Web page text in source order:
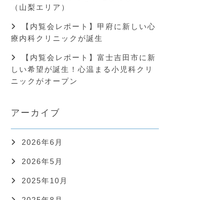
（山梨エリア）
【内覧会レポート】甲府に新しい心
療内科クリニックが誕生
【内覧会レポート】富士吉田市に新
しい希望が誕生！心温まる小児科クリ
ニックがオープン
アーカイブ
2026年6月
2026年5月
2025年10月